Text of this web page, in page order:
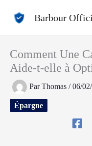
Barbour
Comment Une
Aide-t-elle à
ParThomas /06/
Épargne